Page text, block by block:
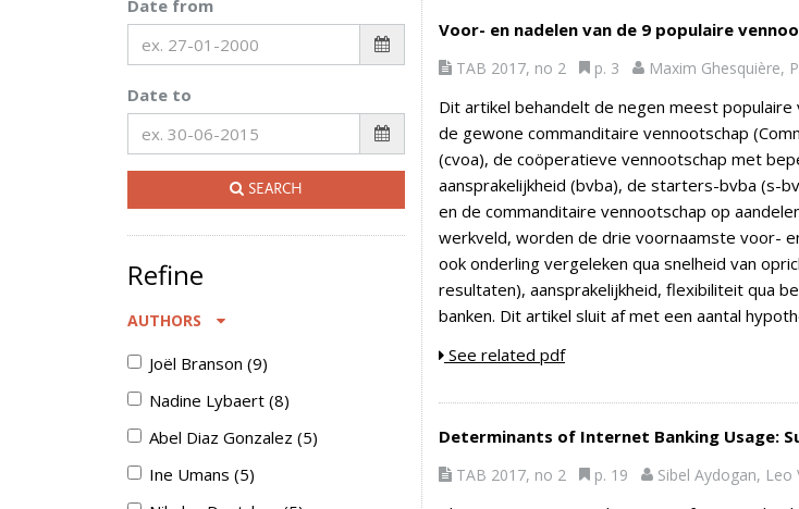
Date from
Date to
SEARCH
Refine
AUTHORS
Joël Branson (9)
Nadine Lybaert (8)
Abel Diaz Gonzalez (5)
Ine Umans (5)
Voor- en nadelen van de 9 populaire
TAB 2017, no 2 p. 3 Maxim Ghesquière,
Dit artikel behandelt de negen meest
de gewone commanditaire vennootschap
(cvoa), de coöperatieve vennootschap met
aansprakelijkheid (bvba), de starters-bvba (s-
en de commanditaire vennootschap op
werkveld, worden de drie voornaamste voor-
ook onderling vergeleken qua snelheid van
resultaten), aansprakelijkheid, flexibiliteit qua
banken. Dit artikel sluit af met een aantal
See related pdf
Determinants of Internet Banking Usage:
TAB 2017, no 2 p. 19 Sibel Aydogan, Leo